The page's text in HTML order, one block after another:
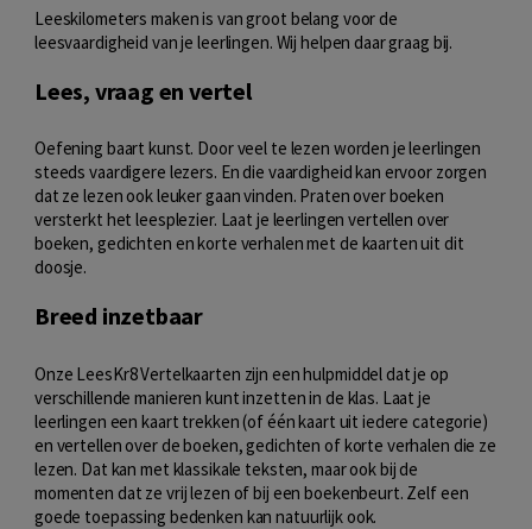
Leeskilometers maken is van groot belang voor de
leesvaardigheid van je leerlingen. Wij helpen daar graag bij.
Lees, vraag en vertel
Oefening baart kunst. Door veel te lezen worden je leerlingen
steeds vaardigere lezers. En die vaardigheid kan ervoor zorgen
dat ze lezen ook leuker gaan vinden. Praten over boeken
versterkt het leesplezier. Laat je leerlingen vertellen over
boeken, gedichten en korte verhalen met de kaarten uit dit
doosje.
Breed inzetbaar
Onze LeesKr8 Vertelkaarten zijn een hulpmiddel dat je op
verschillende manieren kunt inzetten in de klas. Laat je
leerlingen een kaart trekken (of één kaart uit iedere categorie)
en vertellen over de boeken, gedichten of korte verhalen die ze
lezen. Dat kan met klassikale teksten, maar ook bij de
momenten dat ze vrij lezen of bij een boekenbeurt. Zelf een
goede toepassing bedenken kan natuurlijk ook.